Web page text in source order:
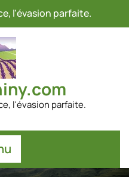
l'évasion parfaite.
l'évasion parfaite.